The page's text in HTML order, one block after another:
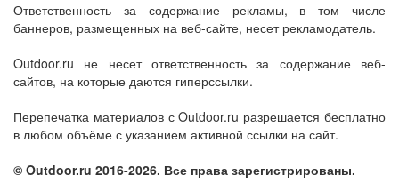
Ответственность за содержание рекламы, в том числе
баннеров, размещенных на веб-сайте, несет рекламодатель.
Outdoor.ru не несет ответственность за содержание веб-
сайтов, на которые даются гиперссылки.
Перепечатка материалов с Outdoor.ru разрешается бесплатно
в любом объёме с указанием активной ссылки на сайт.
© Outdoor.ru 2016-2026. Все права зарегистрированы.